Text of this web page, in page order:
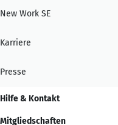
New Work SE
Karriere
Presse
Hilfe & Kontakt
Mitgliedschaften